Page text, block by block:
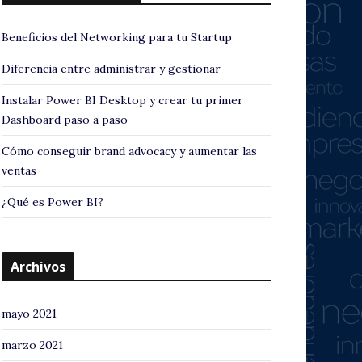
Beneficios del Networking para tu Startup
Diferencia entre administrar y gestionar
Instalar Power BI Desktop y crear tu primer
Dashboard paso a paso
Cómo conseguir brand advocacy y aumentar las
ventas
¿Qué es Power BI?
Archivos
mayo 2021
marzo 2021